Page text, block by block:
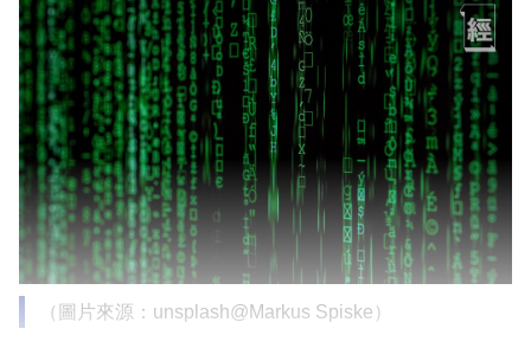
（圖片來源：unsplash@Markus Spiske）